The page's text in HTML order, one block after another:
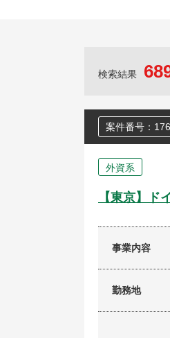
検索結果
案件番号：
外資系
【東京】ド
事業内容
勤務地